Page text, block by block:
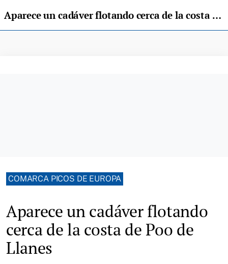
Aparece un cadáver flotando cerca de la costa de Poo de Llanes
COMARCA PICOS DE EUROPA
Aparece un cadáver flotando
cerca de la costa de Poo de
Llanes